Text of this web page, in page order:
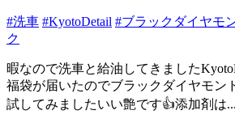
#洗車 #KyotoDetail #ブラックダイヤモ
ク
暇なので洗車と給油してきました
福袋が届いたのでブラックダイヤモン
試してみましたいい艶です👍添加剤は...